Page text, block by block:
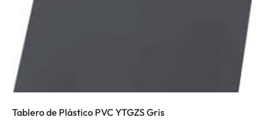
Tablero de Plástico PVC YTGZS Gris